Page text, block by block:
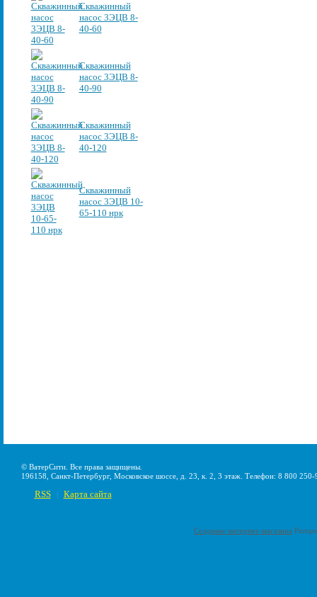
Скважинный
насос 3ЭЦВ 8-
40-60
Скважинный
насос 3ЭЦВ 8-
40-90
Скважинный
насос 3ЭЦВ 8-
40-120
Скважинный
насос 3ЭЦВ 10-
65-110 нрк
© ВатерСити. Все права защищены.
196158, Санкт-Петербург, Московское шоссе, д. 23, к. 2, 3 этаж. Телефон: 8 800
RSS Карта сайта
Создание интернет-магазина